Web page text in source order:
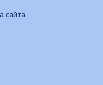
сайта